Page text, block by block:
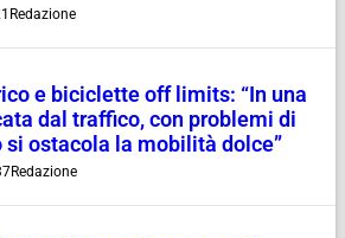
Redazione
e biciclette off limits: “In una
dal traffico, con problemi di
si ostacola la mobilità dolce”
Redazione